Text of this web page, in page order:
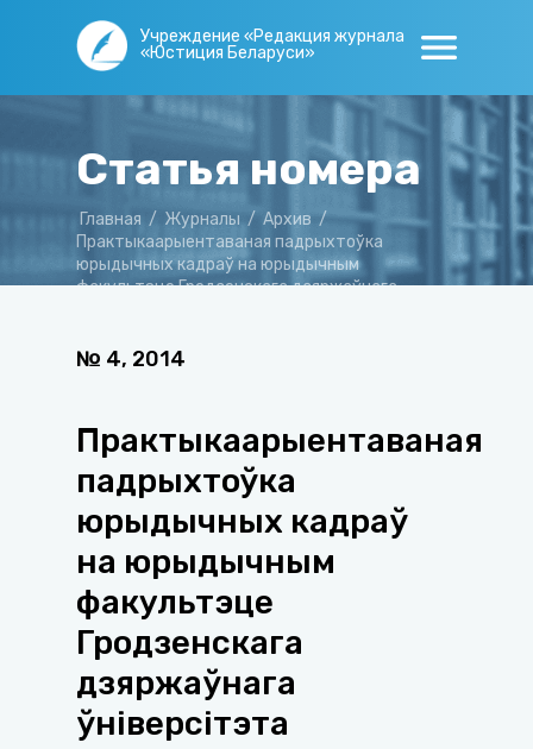
Учреждение «Редакция журнала
«Юстиция Беларуси»
Статья номера
Главная / Журналы / Архив /
Практыкаарыентаваная падрыхтоўка
юрыдычных кадраў на юрыдычным
факультэце Гродзенскага дзяржаўнага
№ 4, 2014
Практыкаарыентаваная
падрыхтоўка
юрыдычных кадраў
на юрыдычным
факультэце
Гродзенскага
дзяржаўнага
ўніверсітэта